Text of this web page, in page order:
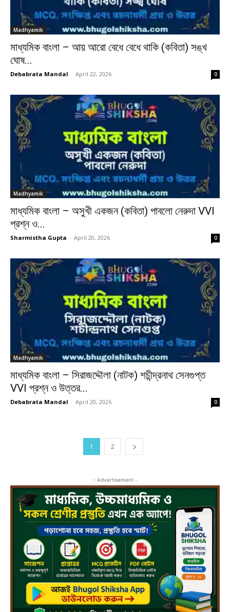
Madhyamik
মাধ্যমিক বাংলা – আয় আরো বেধে বেধে থাকি (কবিতা) সঙ্খ
ঘোষ...
Debabrata Mandal - April 22, 2026 0
Madhyamik
মাধ্যমিক বাংলা – অসুখী একজন (কবিতা) পাবলো নেরুদা VVI
প্রশ্ন ও...
Sharmistha Gupta - April 20, 2026 0
Madhyamik
মাধ্যমিক বাংলা – সিরাজদ্দৌলা (নাটক) শচীন্দ্রনাথ সেনগুপ্ত
VVI প্রশ্ন ও উত্তর...
Debabrata Mandal - April 20, 2026 0
1 2
- Advertisement -